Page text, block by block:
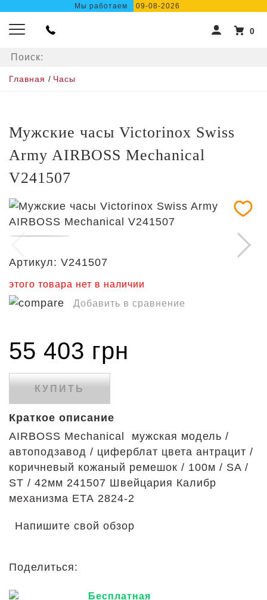
Мы работаем 09-08-2026
0
Главная / Часы
Мужские часы Victorinox Swiss
Army AIRBOSS Mechanical
V241507
Артикул: V241507
этого товара нет в наличии
Добавить в сравнение
55 403 грн
КУПИТЬ
Краткое описание
AIRBOSS Mechanical мужская модель /
автоподзавод / циферблат цвета антрацит /
коричневый кожаный ремешок / 100м / SA /
ST / 42мм 241507 Швейцария Калибр
механизма ЕТА 2824-2
Напишите свой обзор
Поделиться:
Бесплатная